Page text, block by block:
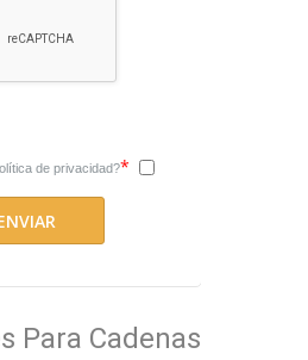
de privacidad?*
Para Cadenas